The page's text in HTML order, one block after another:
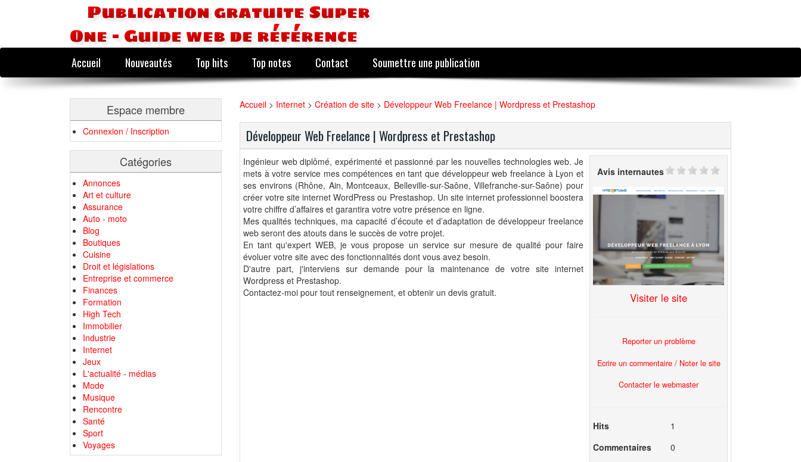
Publication gratuite Super
One - Guide web de référence
Accueil Nouveautés Top hits Top notes Contact Soumettre une publication
Espace membre
Connexion / Inscription
Catégories
Annonces
Art et culture
Assurance
Auto - moto
Blog
Boutiques
Cuisine
Droit et législations
Entreprise et commerce
Finances
Formation
High Tech
Immobilier
Industrie
Internet
Jeux
L'actualité - médias
Mode
Musique
Rencontre
Santé
Sport
Voyages
Accueil > Internet > Création de site > Développeur Web Freelance | Wordpress et Prestashop
Développeur Web Freelance | Wordpress et Prestashop
Ingénieur web diplômé, expérimenté et passionné par les nouvelles technologies web. Je
mets à votre service mes compétences en tant que développeur web freelance à Lyon et
ses environs (Rhône, Ain, Montceaux, Belleville-sur-Saône, Villefranche-sur-Saône) pour
créer votre site internet WordPress ou Prestashop. Un site internet professionnel boostera
votre chiffre d’affaires et garantira votre votre présence en ligne.
Mes qualités techniques, ma capacité d’écoute et d’adaptation de développeur freelance
web seront des atouts dans le succès de votre projet.
En tant qu'expert WEB, je vous propose un service sur mesure de qualité pour faire
évoluer votre site avec des fonctionnalités dont vous avez besoin.
D'autre part, j'interviens sur demande pour la maintenance de votre site internet
Wordpress et Prestashop.
Contactez-moi pour tout renseignement, et obtenir un devis gratuit.
Avis internautes
Visiter le site
Reporter un problème
Ecrire un commentaire / Noter le site
Contacter le webmaster
Hits
1
Commentaires
0